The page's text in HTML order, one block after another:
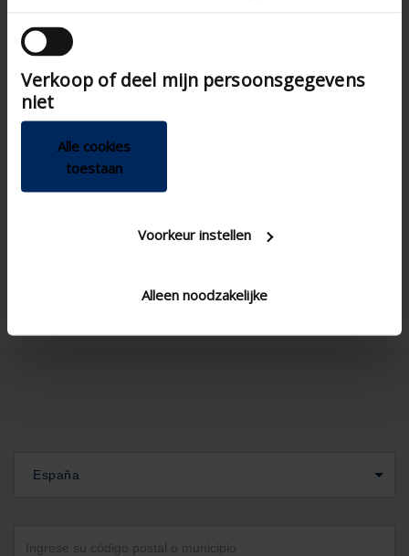
andere informatie die u aan ze heeft verstrekt of
die ze hebben verzameld op basis van uw gebruik
van hun services.
Verkoop of deel mijn persoonsgegevens
niet
Alle cookies
toestaan
Voorkeur instellen
Alleen noodzakelijke

España